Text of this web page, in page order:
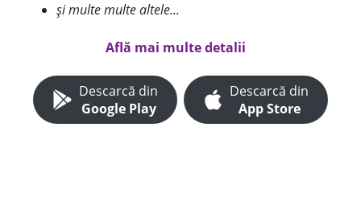
și multe multe altele...
Află mai multe detalii
Descarcă din
Google Play
Descarcă din
App Store